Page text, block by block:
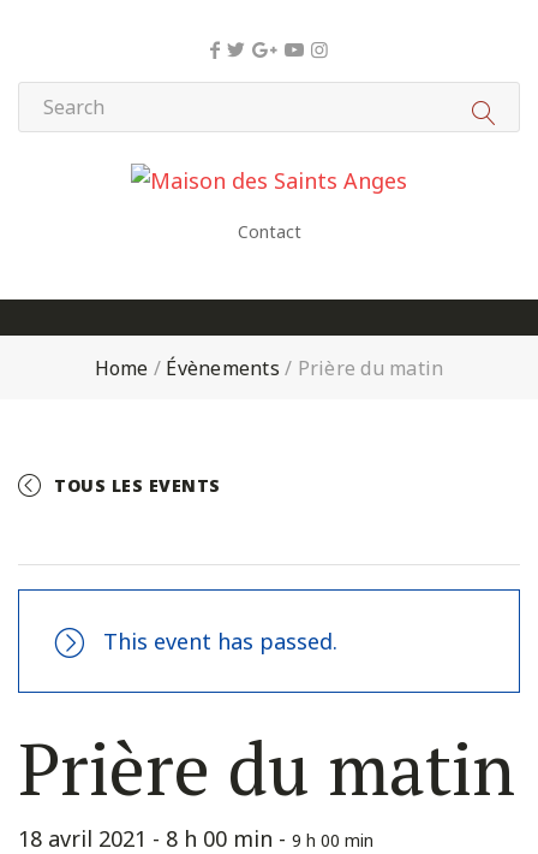
Contact
Home / Évènements / Prière du matin
TOUS LES EVENTS
This event has passed.
Prière du matin
18 avril 2021 - 8 h 00 min - 9 h 00 min